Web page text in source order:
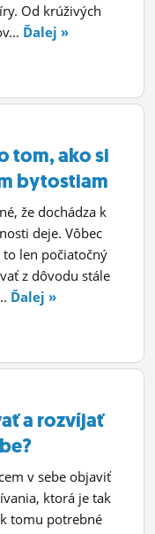
Od krúživých
Ďalej »
tom, ako si
bytostiam
že dochádza k
deje. Vôbec
to len počiatočný
z dôvodu stále
Ďalej »
a rozvíjať
v sebe objaviť
ktorá je tak
tomu potrebné